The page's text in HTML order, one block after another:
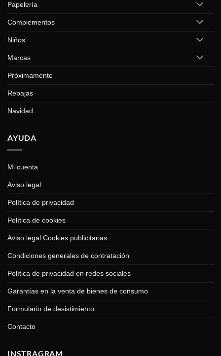
Papelería
Complementos
Niños
Marcas
Próximamente
Rebajas
Navidad
AYUDA
Mi cuenta
Aviso legal
Política de privacidad
Política de cookies
Aviso legal Cookies publicitarias
Condiciones generales de contratación
Política de privacidad en redes sociales
Garantías en la venta de bienes de consumo
Formulario de desistimiento
Contacto
INSTRAGRAM